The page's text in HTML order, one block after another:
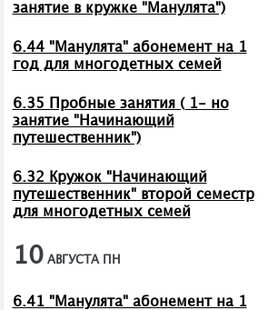
занятие в кружке "Манулята")
6.44 "Манулята" абонемент на 1
год для многодетных семей
6.35 Пробные занятия ( 1- но
занятие "Начинающий
путешественник")
6.32 Кружок "Начинающий
путешественник" второй семестр
для многодетных семей
10АВГУСТА ПН
6.41 "Манулята" абонемент на 1